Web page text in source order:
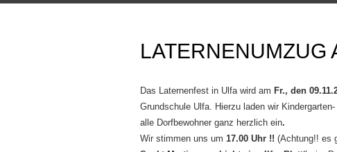
LATERNENUMZUG
Das Laternenfest in Ulfa wird am Fr., den
Grundschule Ulfa. Hierzu laden wir
alle Dorfbewohner ganz herzlich ein.
Wir stimmen uns um 17.00 Uhr !! (Achtung!! es